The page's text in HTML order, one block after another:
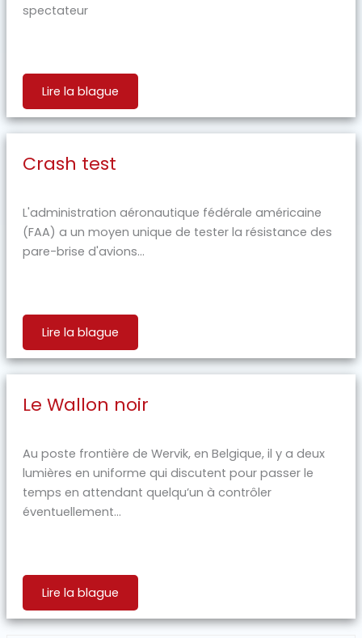
spectateur
Lire la blague
Crash test
L'administration aéronautique fédérale américaine
(FAA) a un moyen unique de tester la résistance des
pare-brise d'avions...
Lire la blague
Le Wallon noir
Au poste frontière de Wervik, en Belgique, il y a deux
lumières en uniforme qui discutent pour passer le
temps en attendant quelqu’un à contrôler
éventuellement…
Lire la blague